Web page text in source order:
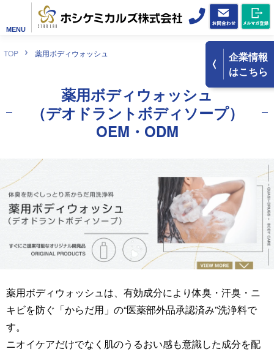
MENU
企業情報
はこちら
TOP 薬用ボディウォッシュ
薬用ボディウォッシュ
（デオドラントボディソープ）
OEM・ODM
薬用ボディウォッシュは、有効成分により体臭・汗臭・ニ
キビを防ぐ「からだ用」の“医薬部外品承認済み”洗浄料で
す。
ニオイケアだけでなく肌のうるおい感も意識した成分を配